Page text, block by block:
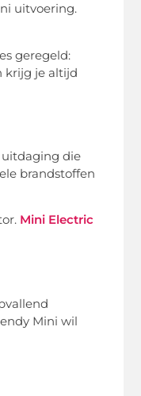
uitvoering.
geregeld:
krijg je altijd
uitdaging die
brandstoffen
Mini Electric
Mini wil